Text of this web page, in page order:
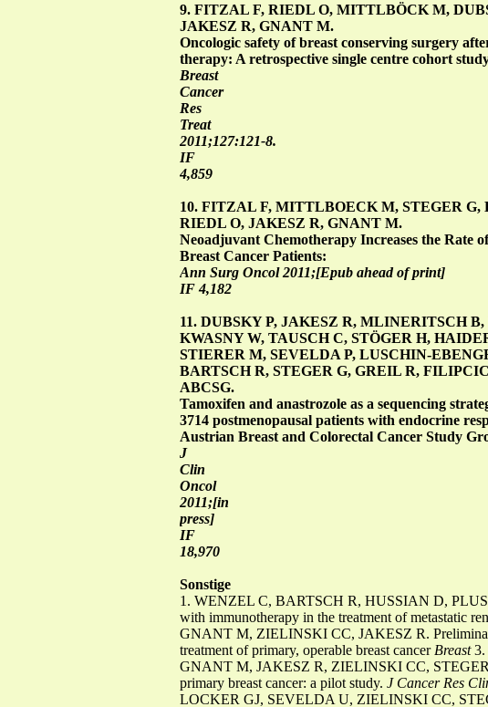
9. FITZAL F, RIEDL O, MITTLBÖCK M,
JAKESZ R, GNANT M.
Oncologic safety of breast conserving surgery
therapy: A retrospective single centre cohort
Breast
Cancer
Res
Treat
2011;127:121-8.
IF
4,859
10. FITZAL F, MITTLBOECK M, STEGER G,
RIEDL O, JAKESZ R, GNANT M.
Neoadjuvant Chemotherapy Increases the Rate
Breast Cancer Patients:
Ann Surg Oncol 2011;[Epub ahead of print]
IF 4,182
11. DUBSKY P, JAKESZ R, MLINERITSCH
KWASNY W, TAUSCH C, STÖGER H,
STIERER M, SEVELDA P, LUSCHIN-
BARTSCH R, STEGER G, GREIL R,
ABCSG.
Tamoxifen and anastrozole as a sequencing
3714 postmenopausal patients with endocrine
Austrian Breast and Colorectal Cancer Study
J
Clin
Oncol
2011;[in
press]
IF
18,970
Sonstige
1. WENZEL C, BARTSCH R, HUSSIAN D,
with immunotherapy in the treatment of metastatic
GNANT M, ZIELINSKI CC, JAKESZ R.
treatment of primary, operable breast cancer Breast
GNANT M, JAKESZ R, ZIELINSKI CC, STEGER
primary breast cancer: a pilot study. J Cancer Res
LOCKER GJ, SEVELDA U, ZIELINSKI CC,